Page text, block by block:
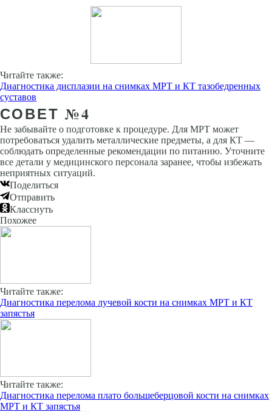
Читайте также:
Диагностика дисплазии на снимках МРТ и КТ тазобедренных
суставов
СОВЕТ №4
Не забывайте о подготовке к процедуре. Для МРТ может
потребоваться удалить металлические предметы, а для КТ —
соблюдать определенные рекомендации по питанию. Уточните
все детали у медицинского персонала заранее, чтобы избежать
неприятных ситуаций.
Поделиться
Отправить
Класснуть
Похожее
Читайте также:
Диагностика перелома лучевой кости на снимках МРТ и КТ
запястья
Читайте также:
Диагностика перелома плато большеберцовой кости на снимках
МРТ и КТ запястья